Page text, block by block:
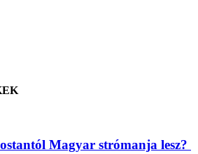
Magyar strómanja lesz?